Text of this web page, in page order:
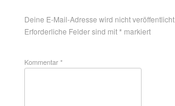
Deine E-Mail-Adresse wird nicht veröffentlicht.
Erforderliche Felder sind mit* markiert
Kommentar*